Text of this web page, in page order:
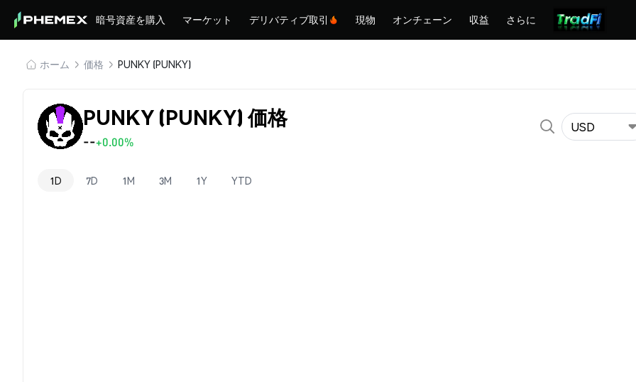
暗号資産を購入 マーケット デリバティブ取引 現物 オンチェーン 収益 さらに
ホーム 価格 PUNKY (PUNKY)
PUNKY (PUNKY) 価格
--+0.00%
USD
1D 7D 1M 3M 1Y YTD